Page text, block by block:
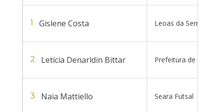
1 Gislene Costa Leoas da Serra
2 Letícia Denarldin Bittar Prefeitura de
3 Naia Mattiello Seara Futsal